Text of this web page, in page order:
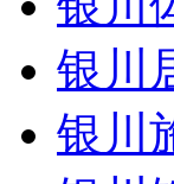
银川
银川